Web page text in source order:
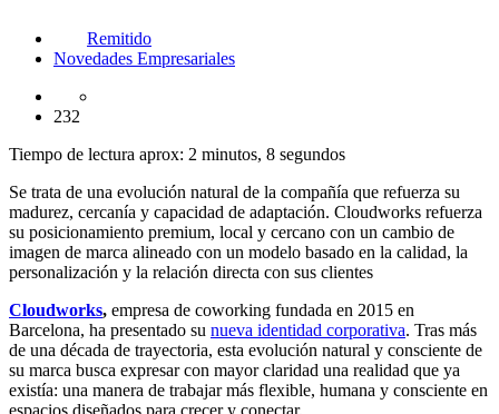
Remitido
Novedades Empresariales
232
Tiempo de lectura aprox: 2 minutos, 8 segundos
Se trata de una evolución natural de la compañía que refuerza su
madurez, cercanía y capacidad de adaptación. Cloudworks refuerza
su posicionamiento premium, local y cercano con un cambio de
imagen de marca alineado con un modelo basado en la calidad, la
personalización y la relación directa con sus clientes
Cloudworks, empresa de coworking fundada en 2015 en
Barcelona, ha presentado su nueva identidad corporativa. Tras más
de una década de trayectoria, esta evolución natural y consciente de
su marca busca expresar con mayor claridad una realidad que ya
existía: una manera de trabajar más flexible, humana y consciente en
espacios diseñados para crecer y conectar.